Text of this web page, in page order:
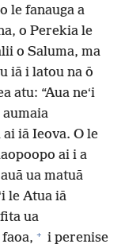
le fanauga a
o Perekia le
o Saluma, ma
iā i latou na ō
atu: “Aua neʻi
iā Ieova. O le
ai i a
ua matuā
le Atua iā
ua
+ i perenise